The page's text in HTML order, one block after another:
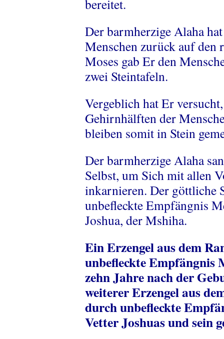
bereitet.
Der barmherzige Alaha
Menschen zurück auf den
Moses gab Er den
zwei Steintafeln.
Vergeblich hat Er
Gehirnhälften der
bleiben somit in Stein
Der barmherzige Alaha
Selbst, um Sich mit allen
inkarnieren. Der göttliche
unbefleckte Empfängnis
Joshua, der Mshiha.
Ein Erzengel aus dem
unbefleckte Empfängnis
zehn Jahre nach der
weiterer Erzengel aus
durch unbefleckte
Vetter Joshuas und sein